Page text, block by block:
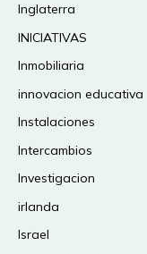
Inglaterra
INICIATIVAS
Inmobiliaria
innovacion educativa
Instalaciones
Intercambios
Investigacion
irlanda
Israel